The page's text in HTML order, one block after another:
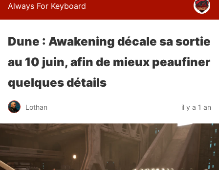
Always For Keyboard
Dune : Awakening décale sa sortie
au 10 juin, afin de mieux peaufiner
quelques détails
Lothan il y a 1 an